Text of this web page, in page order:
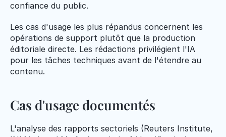
confiance du public.
Les cas d'usage les plus répandus concernent les
opérations de support plutôt que la production
éditoriale directe. Les rédactions privilégient l'IA
pour les tâches techniques avant de l'étendre au
contenu.
Cas d'usage documentés
L'analyse des rapports sectoriels (Reuters Institute,